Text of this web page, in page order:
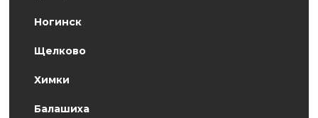
Ногинск
Щелково
Химки
Балашиха